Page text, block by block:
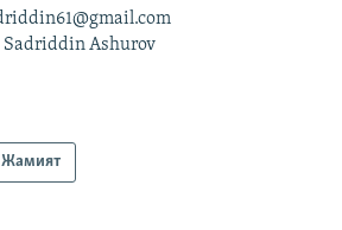
Sadriddin Ashurov
Жамият